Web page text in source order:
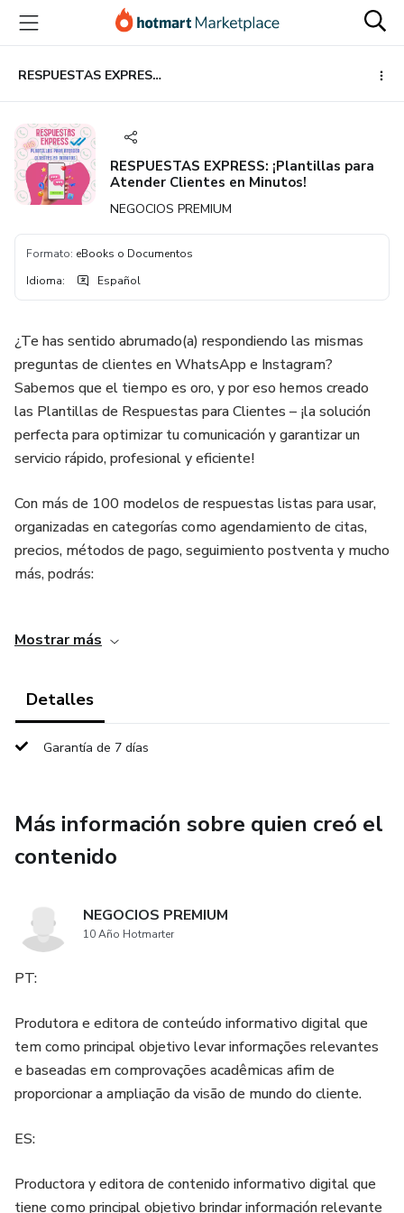
principal
página
de
página
RESPUESTAS EXPRESS: ¡Plantillas para Atender Clientes en Minutos!
RESPUESTAS EXPRESS: ¡Plantillas para
Atender Clientes en Minutos!
NEGOCIOS PREMIUM
Formato: eBooks o Documentos
Idioma: Español
¿Te has sentido abrumado(a) respondiendo las mismas
preguntas de clientes en WhatsApp e Instagram?
Sabemos que el tiempo es oro, y por eso hemos creado
las Plantillas de Respuestas para Clientes – ¡la solución
perfecta para optimizar tu comunicación y garantizar un
servicio rápido, profesional y eficiente!
Con más de 100 modelos de respuestas listas para usar,
organizadas en categorías como agendamiento de citas,
precios, métodos de pago, seguimiento postventa y mucho
más, podrás:
segundos, sin necesidad de escribir todo desde cero.
importa mientras nuestras plantillas se encargan de la
satisfacción de tus clientes.
Mostrar más
Detalles
Garantía de 7 días
Más información sobre quien creó el
contenido
NEGOCIOS PREMIUM
10 Año Hotmarter
PT:
Produtora e editora de conteúdo informativo digital que
tem como principal objetivo levar informações relevantes
e baseadas em comprovações acadêmicas afim de
proporcionar a ampliação da visão de mundo do cliente.
ES:
Productora y editora de contenido informativo digital que
tiene como principal objetivo brindar información relevante